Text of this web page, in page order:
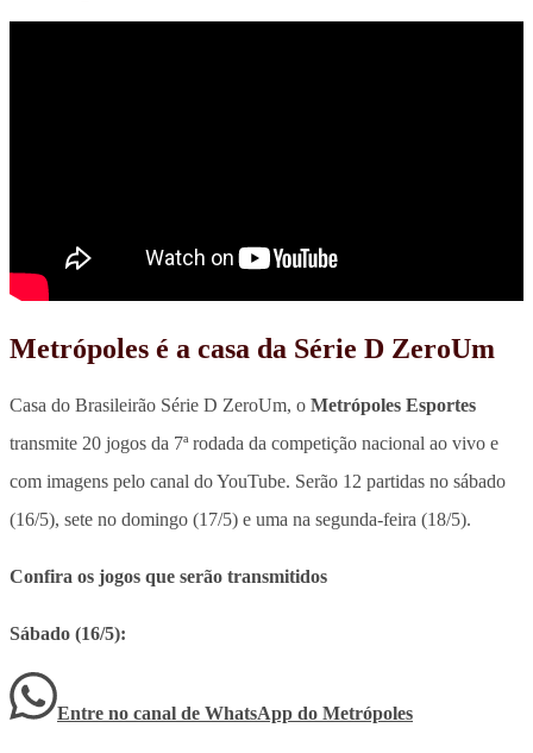
Metrópoles é a casa da Série D ZeroUm
Casa do Brasileirão Série D ZeroUm, o Metrópoles Esportes
transmite 20 jogos da 7ª rodada da competição nacional ao vivo e
com imagens pelo canal do YouTube. Serão 12 partidas no sábado
(16/5), sete no domingo (17/5) e uma na segunda-feira (18/5).
Confira os jogos que serão transmitidos
Sábado (16/5):
Entre no canal de WhatsApp do Metrópoles